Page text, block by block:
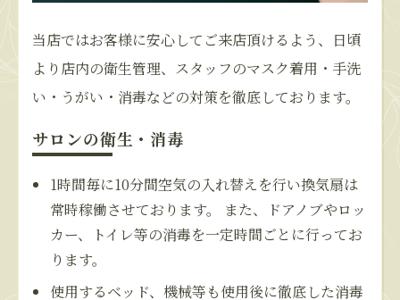
当店ではお客様に安心してご来店頂けるよう、日頃
より店内の衛生管理、スタッフのマスク着用・手洗
い・うがい・消毒などの対策を徹底しております。
サロンの衛生・消毒
1時間毎に10分間空気の入れ替えを行い換気扇は
常時稼働させております。 また、ドアノブやロッ
カー、トイレ等の消毒を一定時間ごとに行ってお
ります。
使用するベッド、機械等も使用後に徹底した消毒